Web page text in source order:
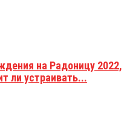
на Радоницу 2022,
ли устраивать...